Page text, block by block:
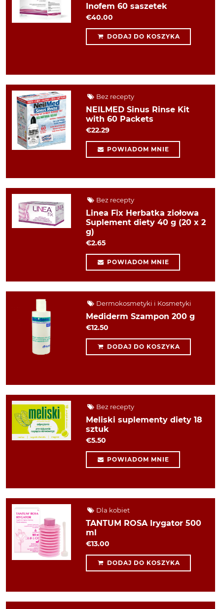
Inofem 60 saszetek
€40.00
DODAJ DO KOSZYKA
Bez recepty
NEILMED Sinus Rinse Kit
with 60 Packets
€22.29
POWIADOM MNIE
Bez recepty
Linea Fix Herbatka ziołowa
Suplement diety 40 g (20 x 2
g)
€2.65
POWIADOM MNIE
Dermokosmetyki i Kosmetyki
Mediderm Szampon 200 g
€12.50
DODAJ DO KOSZYKA
Bez recepty
Meliski suplementy diety 18
sztuk
€5.50
POWIADOM MNIE
Dla kobiet
TANTUM ROSA Irygator 500
ml
€13.00
DODAJ DO KOSZYKA